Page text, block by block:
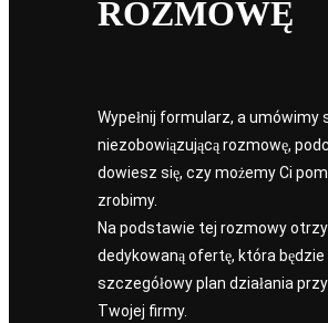
ROZMOWĘ
Wypełnij formularz, a umówimy
niezobowiązującą rozmowę,
dowiesz się, czy możemy Ci
zrobimy.
Na podstawie tej rozmowy
dedykowaną ofertę, która będzie
szczegółowy plan działania
Twojej firmy.